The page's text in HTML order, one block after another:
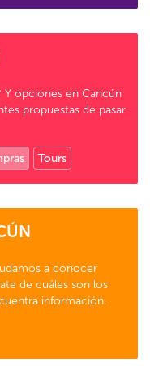
Y opciones en Cancún
propuestas de pasar
Tours
a conocer
de cuáles son los
información.